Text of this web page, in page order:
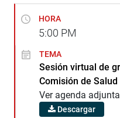
HORA
5:00 PM
TEMA
Sesión virtual de
Comisión de Salud
Ver agenda
Descargar